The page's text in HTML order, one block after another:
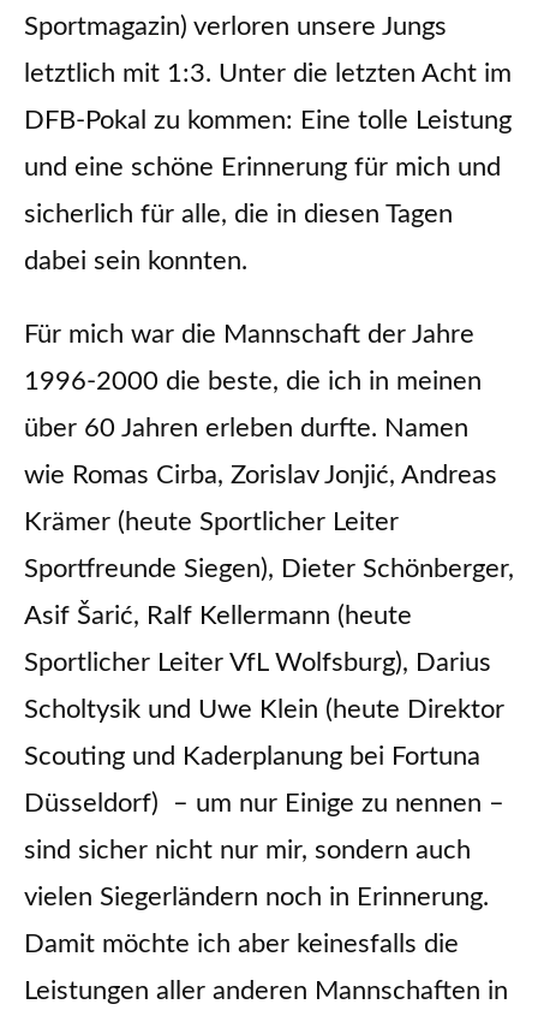
Sportmagazin) verloren unsere Jungs
letztlich mit 1:3. Unter die letzten Acht im
DFB-Pokal zu kommen: Eine tolle Leistung
und eine schöne Erinnerung für mich und
sicherlich für alle, die in diesen Tagen
dabei sein konnten.
Für mich war die Mannschaft der Jahre
1996-2000 die beste, die ich in meinen
über 60 Jahren erleben durfte. Namen
wie Romas Cirba, Zorislav Jonjić, Andreas
Krämer (heute Sportlicher Leiter
Sportfreunde Siegen), Dieter Schönberger,
Asif Šarić, Ralf Kellermann (heute
Sportlicher Leiter VfL Wolfsburg), Darius
Scholtysik und Uwe Klein (heute Direktor
Scouting und Kaderplanung bei Fortuna
Düsseldorf) – um nur Einige zu nennen –
sind sicher nicht nur mir, sondern auch
vielen Siegerländern noch in Erinnerung.
Damit möchte ich aber keinesfalls die
Leistungen aller anderen Mannschaften in